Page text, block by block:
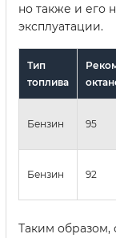
но также и его
эксплуатации.
Тип
топлива
Бензин 95
Бензин 92
Таким образом,